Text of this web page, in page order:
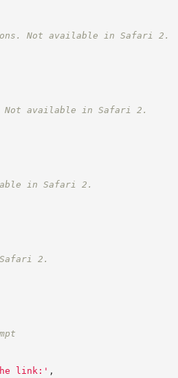
Not available in Safari 2.
available in Safari 2.
in Safari 2.
2.
link: ' ,